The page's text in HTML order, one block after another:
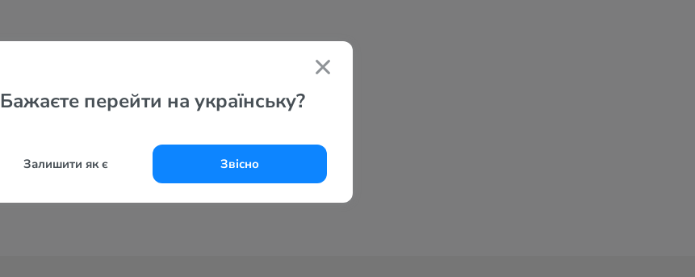
Бажаєте перейти на українську?
Залишити як є Звісно